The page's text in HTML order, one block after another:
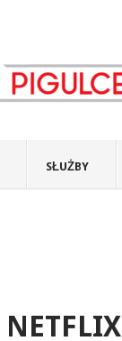
SŁUŻBY